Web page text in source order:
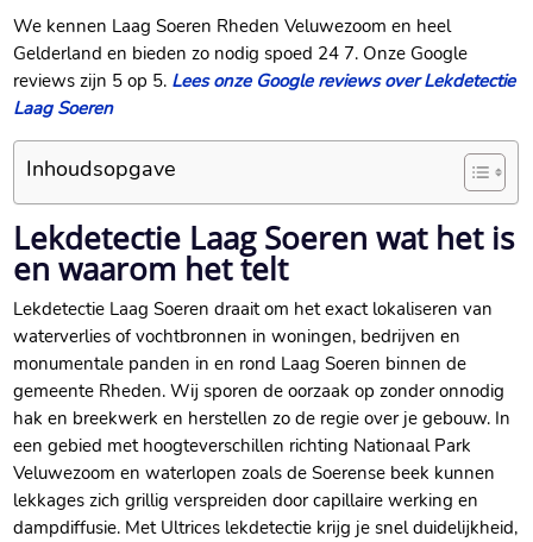
We kennen Laag Soeren Rheden Veluwezoom en heel
Gelderland en bieden zo nodig spoed 24 7.​ Onze Google
reviews zijn 5 op 5.​ Lees onze Google reviews over Lekdetectie
Laag Soeren
Inhoudsopgave
Lekdetectie Laag Soeren wat het is
en waarom het telt
Lekdetectie Laag Soeren draait om het exact lokaliseren van
waterverlies of vochtbronnen in woningen, bedrijven en
monumentale panden in en rond Laag Soeren binnen de
gemeente Rheden.​ Wij sporen de oorzaak op zonder onnodig
hak en breekwerk en herstellen zo de regie over je gebouw.​ In
een gebied met hoogteverschillen richting Nationaal Park
Veluwezoom en waterlopen zoals de Soerense beek kunnen
lekkages zich grillig verspreiden door capillaire werking en
dampdiffusie.​ Met Ultrices lekdetectie krijg je snel duidelijkheid,